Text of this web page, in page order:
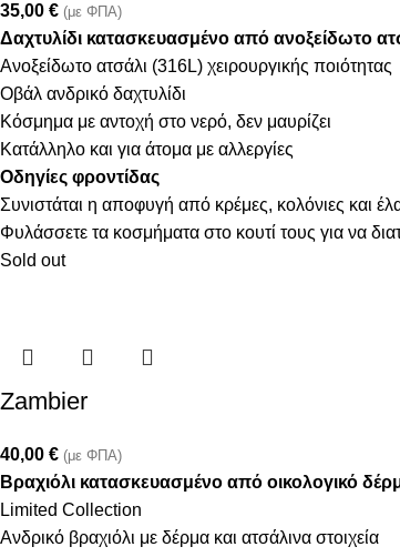
35,00 € (με ΦΠΑ)
Δαχτυλίδι κατασκευασμένο από ανοξείδωτο
Ανοξείδωτο ατσάλι (316L) χειρουργικής ποιότητας
Οβάλ ανδρικό δαχτυλίδι
Κόσμημα με αντοχή στο νερό, δεν μαυρίζει
Κατάλληλο και για άτομα με αλλεργίες
Οδηγίες φροντίδας
Συνιστάται η αποφυγή από κρέμες, κολόνιες και
Φυλάσσετε τα κοσμήματα στο κουτί τους για να
Sold out
Zambier
40,00 € (με ΦΠΑ)
Βραχιόλι κατασκευασμένο από οικολογικό
Limited Collection
Ανδρικό βραχιόλι με δέρμα και ατσάλινα στοιχεία